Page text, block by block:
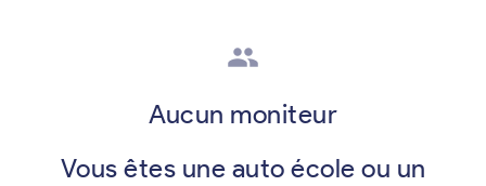
group
Aucun moniteur
Vous êtes une auto école ou un